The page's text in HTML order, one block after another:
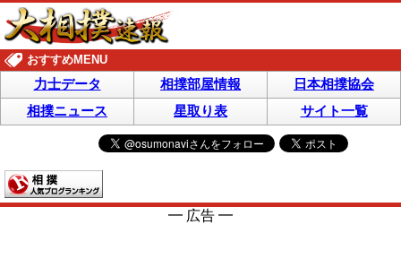
おすすめMENU
力士データ 相撲部屋情報
日本相撲協会
相撲ニュース
星取り表 サイト一覧
━ 広告 ━